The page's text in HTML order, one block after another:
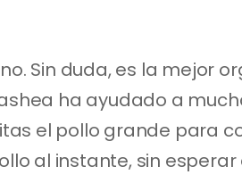
Sin duda, es la mejor
ha ayudado a
el pollo grande para
al instante, sin